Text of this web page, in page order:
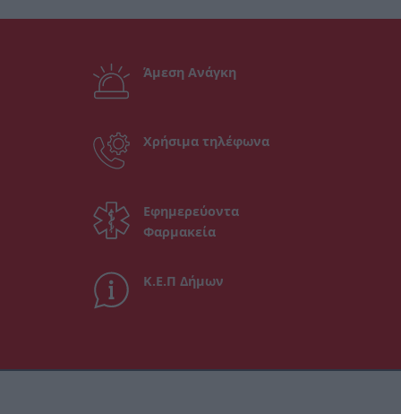
Άμεση Ανάγκη
Χρήσιμα τηλέφωνα
Εφημερεύοντα
Φαρμακεία
Κ.Ε.Π Δήμων